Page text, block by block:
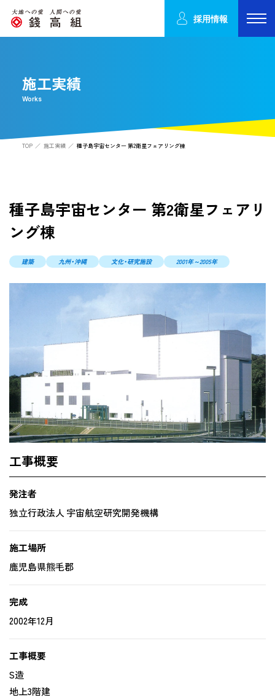
採用情報
施工実績
Works
TOP 施工実績 種子島宇宙センター 第2衛星フェアリング棟
種子島宇宙センター 第2衛星フェアリ
ング棟
建築 九州・沖縄 文化・研究施設 2001年～2005年
工事概要
発注者
独立行政法人 宇宙航空研究開発機構
施工場所
鹿児島県熊毛郡
完成
2002年12月
工事概要
S造
地上3階建